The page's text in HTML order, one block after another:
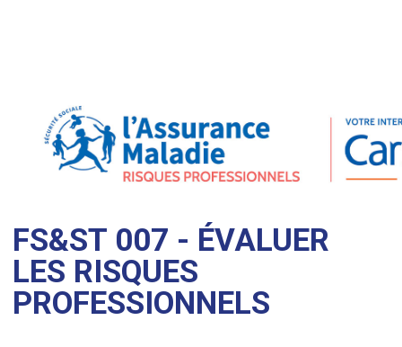
FS&ST 007 - ÉVALUER
LES RISQUES
PROFESSIONNELS